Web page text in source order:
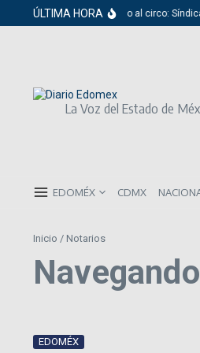
Saltar al contenido
ÚLTIMA HORADel cabildo al circo: Síndica
La Voz del Estado de
EDOMÉX CDMX
Inicio / Notarios
EDOMÉX